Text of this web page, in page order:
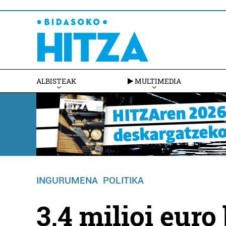
ALBISTEAK MULTIMEDIA
INGURUMENA POLITIKA
3,4 milioi